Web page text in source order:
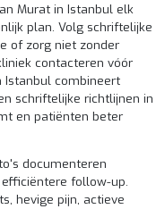
Murat in Istanbul elk
plan. Volg schriftelijke
of zorg niet zonder
contacteren vóór
Istanbul combineert
schriftelijke richtlijnen in
en patiënten beter
documenteren
follow-up.
hevige pijn, actieve